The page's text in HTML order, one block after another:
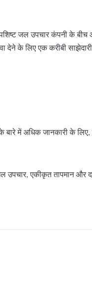
जल उपचार कंपनी के बीच
देने के लिए एक करीबी
में अधिक जानकारी के लिए,
उपचार, एकीकृत तापमान और